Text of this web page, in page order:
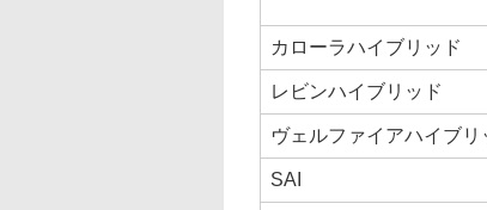
カローラハイブリッド
レビンハイブリッド
ヴェルファイアハイブリ
SAI